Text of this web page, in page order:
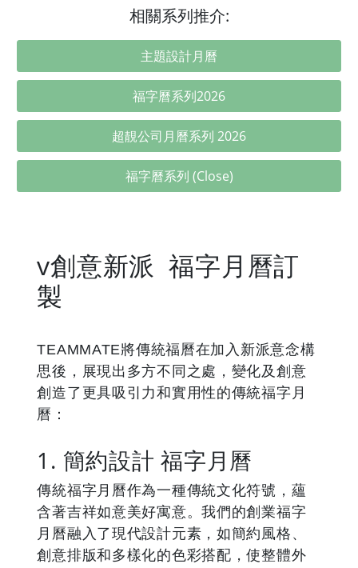
相關系列推介:
主題設計月曆
福字曆系列2026
超靚公司月曆系列 2026
福字曆系列 (Close)
v創意新派 福字月曆訂
製
TEAMMATE將傳統福曆在加入新派意念構
思後，展現出多方不同之處，變化及創意
創造了更具吸引力和實用性的傳統福字月
曆：
1. 簡約設計 福字月曆
傳統福字月曆作為一種傳統文化符號，蘊
含著吉祥如意美好寓意。我們的創業福字
月曆融入了現代設計元素，如簡約風格、
創意排版和多樣化的色彩搭配，使整體外